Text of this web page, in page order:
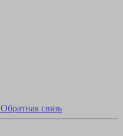
Обратная связь